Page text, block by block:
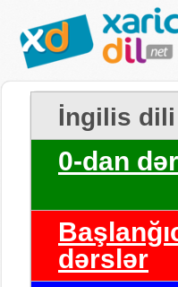
İngilis dili
0-dan
dərslər